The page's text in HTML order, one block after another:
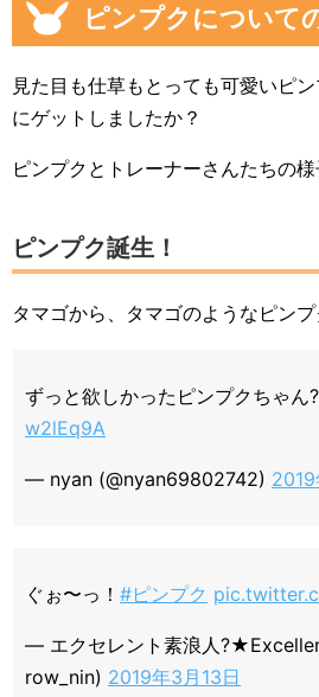
ピンプクについて
見た目も仕草もとっても可愛いピ
にゲットしましたか？
ピンプクとトレーナーさんたちの
ピンプク誕生！
タマゴから、タマゴのようなピンプ
ずっと欲しかったピンプクちゃん
w2lEq9A
— nyan (@nyan69802742)
ぐぉ〜っ！ #ピンプク
— エクセレント素浪人
row_nin) 2019年3月13日